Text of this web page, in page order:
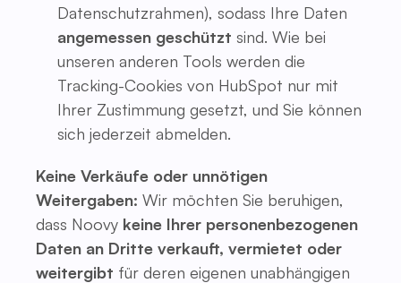
Datenschutzrahmen), sodass Ihre Daten
angemessen geschützt sind. Wie bei
unseren anderen Tools werden die
Tracking-Cookies von HubSpot nur mit
Ihrer Zustimmung gesetzt, und Sie können
sich jederzeit abmelden.
Keine Verkäufe oder unnötigen
Weitergaben: Wir möchten Sie beruhigen,
dass Noovy keine Ihrer personenbezogenen
Daten an Dritte verkauft, vermietet oder
weitergibt für deren eigenen unabhängigen